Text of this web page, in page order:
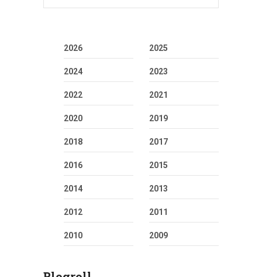
2026 2025
2024 2023
2022 2021
2020 2019
2018 2017
2016 2015
2014 2013
2012 2011
2010 2009